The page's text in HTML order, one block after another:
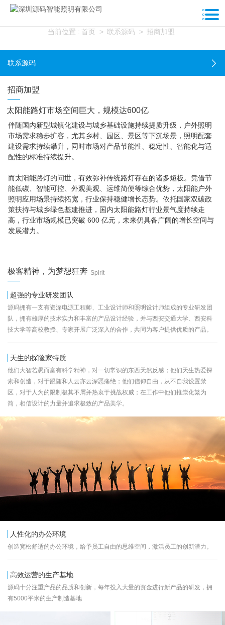
当前位置 : 首页 > 联系源码 > 招商加盟
联系源码
招商加盟
太阳能路灯市场空间巨大，规模达600亿
伴随国内新型城镇化建设与城乡基础设施持续提质升级，户外照明
市场需求稳步扩容，尤其乡村、园区、景区等下沉场景，照明配套
建设需求持续攀升，同时市场对产品节能性、稳定性、智能化与适
配性的标准持续提升。
而太阳能路灯的问世，有效弥补传统路灯存在的诸多短板。凭借节
能低碳、智能可控、外观美观、运维简便等综合优势，太阳能户外
照明应用场景持续拓宽，行业保持稳健增长态势。依托国家双碳政
策扶持与城乡绿色基建推进，国内太阳能路灯行业景气度持续走
高，行业市场规模已突破 600 亿元，未来仍具备广阔的增长空间与
发展潜力。
极客精神，为梦想狂奔 Spirit
超强的专业研发团队
源码拥有一支有资深电源工程师、工业设计师和照明设计师组成的专业研发团
队，拥有雄厚的技术实力和丰富的产品设计经验，并与西安交通大学、西安科
技大学等高校教授、专家开展广泛深入的合作，共同为客户提供优质的产品。
天生的探险家特质
他们大智若愚而富有科学精神，对一切常识的东西天然反感；他们天生热爱探
索和创造，对于跟随和人云亦云深恶痛绝；他们信仰自由，从不自我设置禁
区，对于人为的限制极其不屑并热衷于挑战权威；在工作中他们推崇化繁为
简，相信设计的力量并追求极致的产品美学。
人性化的办公环境
创造宽松舒适的办公环境，给予员工自由的思维空间，激活员工的创新潜力。
高效运营的生产基地
源码十分注重产品的品质和创新，每年投入大量的资金进行新产品的研发，拥
有5000平米的生产制造基地